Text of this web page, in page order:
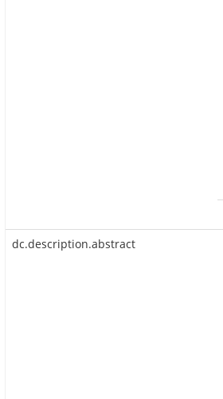
dc.description.abstract